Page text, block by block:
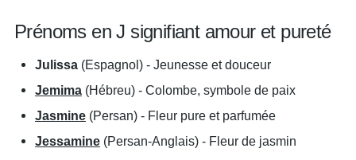
Prénoms en J signifiant amour et pureté
Julissa (Espagnol) - Jeunesse et douceur
Jemima (Hébreu) - Colombe, symbole de paix
Jasmine (Persan) - Fleur pure et parfumée
Jessamine (Persan-Anglais) - Fleur de jasmin